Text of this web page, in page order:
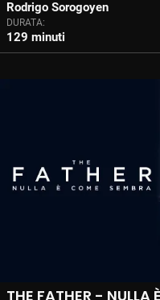
Rodrigo Sorogoyen
DURATA:
129 minuti
THE FATHER - NULLA